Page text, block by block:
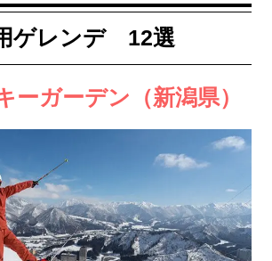
ゲレンデ 12選
ーガーデン（新潟県）